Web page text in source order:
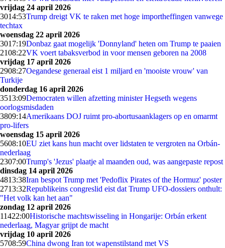
vrijdag 24 april 2026
3014:53Trump dreigt VK te raken met hoge importheffingen vanwege
techtax
woensdag 22 april 2026
3017:19Donbaz gaat mogelijk 'Donnyland' heten om Trump te paaien
2108:22VK voert tabaksverbod in voor mensen geboren na 2008
vrijdag 17 april 2026
2908:27Oegandese generaal eist 1 miljard en 'mooiste vrouw' van
Turkije
donderdag 16 april 2026
3513:09Democraten willen afzetting minister Hegseth wegens
oorlogsmisdaden
3809:14Amerikaans DOJ ruimt pro-abortus­aanklagers op en omarmt
pro-lifers
woensdag 15 april 2026
5608:10EU ziet kans hun macht over lidstaten te vergroten na Orbán-
nederlaag
2307:00Trump's 'Jezus' plaatje al maanden oud, was aangepaste repost
dinsdag 14 april 2026
4813:38Iran bespot Trump met 'Pedoflix Pirates of the Hormuz' poster
2713:32Republikeins congreslid eist dat Trump UFO-dossiers onthult:
"Het volk kan het aan"
zondag 12 april 2026
11422:00Historische machtswisseling in Hongarije: Orbán erkent
nederlaag, Magyar grijpt de macht
vrijdag 10 april 2026
5708:59China dwong Iran tot wapenstilstand met VS